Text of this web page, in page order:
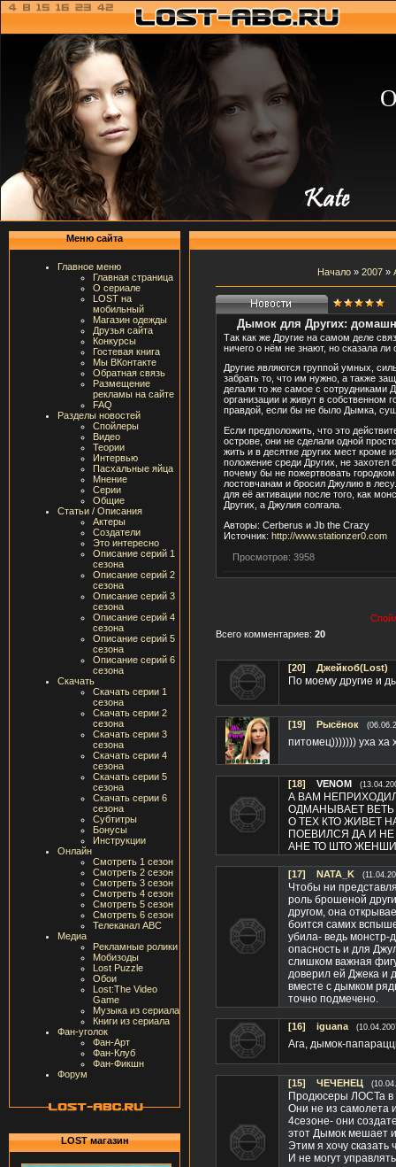
Меню сайта
Главное меню
Главная страница
О сериале
LOST на
мобильный
Магазин одежды
Друзья сайта
Конкурсы
Гостевая книга
Мы ВКонтакте
Обратная связь
Размещение
рекламы на сайте
FAQ
Разделы новостей
Спойлеры
Видео
Теории
Интервью
Пасхальные яйца
Мнение
Серии
Общие
Статьи / Описания
Актеры
Создатели
Это интересно
Описание серий 1
сезона
Описание серий 2
сезона
Описание серий 3
сезона
Описание серий 4
сезона
Описание серий 5
сезона
Описание серий 6
сезона
Скачать
Скачать серии 1
сезона
Скачать серии 2
сезона
Скачать серии 3
сезона
Скачать серии 4
сезона
Скачать серии 5
сезона
Скачать серии 6
сезона
Субтитры
Бонусы
Инструкции
Онлайн
Смотреть 1 сезон
Смотреть 2 сезон
Смотреть 3 сезон
Смотреть 4 сезон
Смотреть 5 сезон
Смотреть 6 сезон
Телеканал ABC
Медиа
Рекламные ролики
Мобизоды
Lost Puzzle
Обои
Lost:The Video
Game
Музыка из сериала
Книги из сериала
Фан-уголок
Фан-Арт
Фан-Клуб
Фан-Фикшн
Форум
LOST магазин
Начало» 2007 »
Дымок для Других:
Так как же Другие на самом деле
ничего о нём не знают, но сказала
Другие являются группой умных,
забрать то, что им нужно, а также
делали то же самое с сотрудниками
организации и живут в
правдой, если бы не было Дымка,
Если предположить, что это
острове, они не сделали одной
жить и в десятке других мест кроме
положение среди Других, не
почему бы не пожертвовать
лостовчанам и бросил Джулию в
для её активации после того, как
Других, а Джулия солгала.
Авторы: Cerberus и Jb the Crazy
Источник: http://www.stationzer0.com
Просмотров: 3958
Всего комментариев: 20
[20] Джейкоб(Lost)
По моему другие и
[19] Рысёнок
питомец))))))) уха ха
[18] VENOM
А ВАМ
ОДМАНЫВАЕТ
О ТЕХ КТО ЖИВЕТ
ПОЕВИЛСЯ ДА И
АНЕ ТО ШТО
[17] NATA_K
Чтобы ни
роль брошеной
другом, она
боится самих
убила- ведь монстр-
опасность и для
слишком важная
доверил ей Джека и
вместе с дымком
точно подмечено.
[16] iguana
Ага, дымок-
[15] ЧЕЧЕНЕЦ
Продюсеры ЛОСТа в
Они не из самолета
4сезоне- они
этот Дымок мешает
Этим я хочу сказать
И не могут